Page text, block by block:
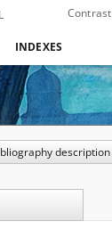
Contrast
INDEXES
description